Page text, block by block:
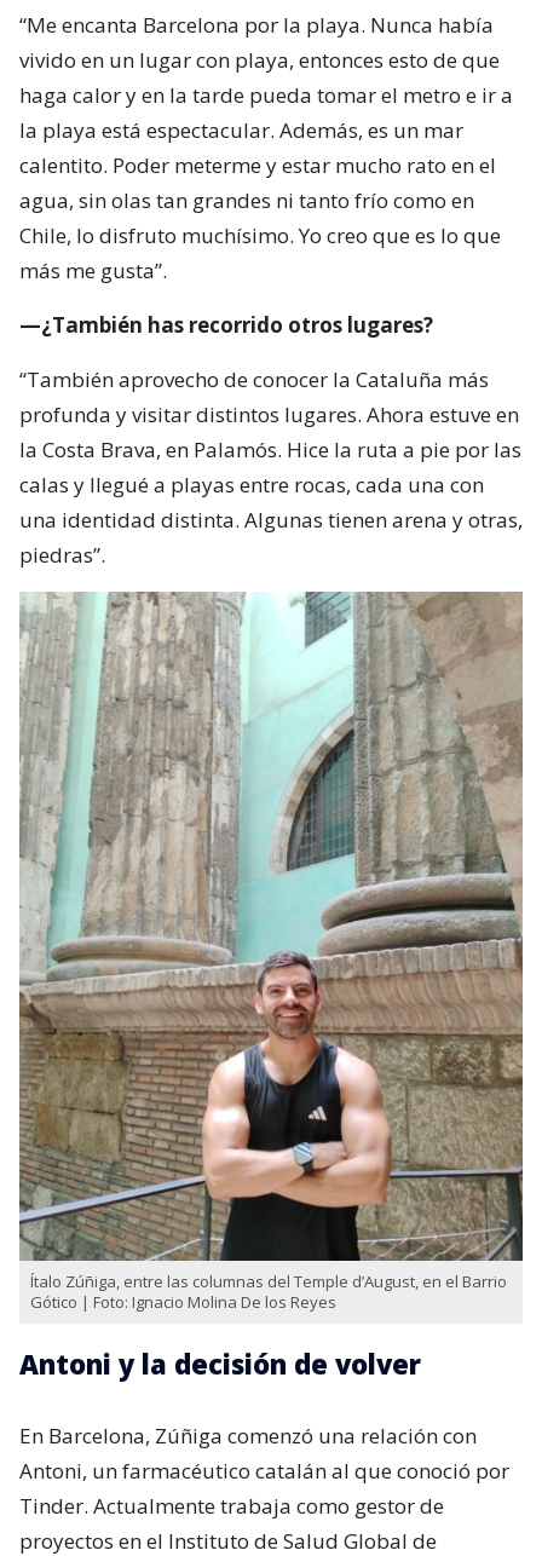
“Me encanta Barcelona por la playa. Nunca había
vivido en un lugar con playa, entonces esto de que
haga calor y en la tarde pueda tomar el metro e ir a
la playa está espectacular. Además, es un mar
calentito. Poder meterme y estar mucho rato en el
agua, sin olas tan grandes ni tanto frío como en
Chile, lo disfruto muchísimo. Yo creo que es lo que
más me gusta”.
—¿También has recorrido otros lugares?
“También aprovecho de conocer la Cataluña más
profunda y visitar distintos lugares. Ahora estuve en
la Costa Brava, en Palamós. Hice la ruta a pie por las
calas y llegué a playas entre rocas, cada una con
una identidad distinta. Algunas tienen arena y otras,
piedras”.
Ítalo Zúñiga, entre las columnas del Temple d’August, en el Barrio
Gótico | Foto: Ignacio Molina De los Reyes
Antoni y la decisión de volver
En Barcelona, Zúñiga comenzó una relación con
Antoni, un farmacéutico catalán al que conoció por
Tinder. Actualmente trabaja como gestor de
proyectos en el Instituto de Salud Global de